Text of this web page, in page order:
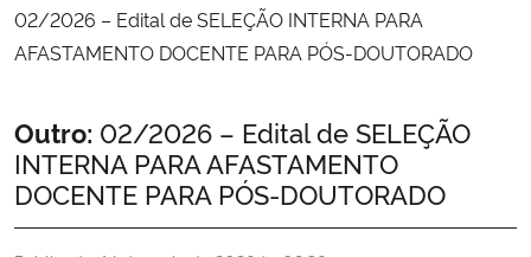
Ministério da Economia
Ministério da Agricultura, Pecuária e Abastecimento
Ministério da Educação
02/2026 – Edital de SELEÇÃO INTERNA PARA
AFASTAMENTO DOCENTE PARA PÓS-DOUTORADO
Início do conteúdo
Outro: 02/2026 – Edital de SELEÇÃO
INTERNA PARA AFASTAMENTO
DOCENTE PARA PÓS-DOUTORADO